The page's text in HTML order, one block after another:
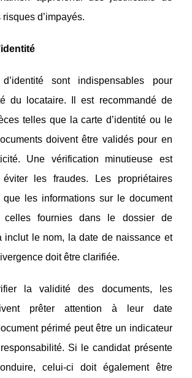
d’impayés.
sont indispensables pour
du locataire. Il est recommandé de
telles que la carte d’identité ou le
doivent être validés pour en
Une vérification minutieuse est
les fraudes. Les propriétaires
que les informations sur le document
celles fournies dans le dossier de
inclut le nom, la date de naissance et
doit être clarifiée.
la validité des documents, les
prêter attention à leur date
périmé peut être un indicateur
Si le candidat présente
celui-ci doit également être